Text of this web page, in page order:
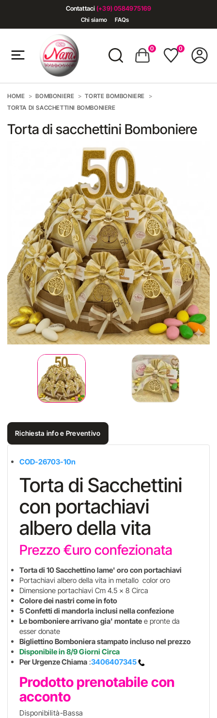
Contattaci (+39) 0584975169
Chi siamo FAQs
0 0
HOME BOMBONIERE
TORTE BOMBONIERE
TORTA DI SACCHETTINI BOMBONIERE
Torta di sacchettini Bomboniere
Richiesta info e Preventivo
COD-26703-10n
Torta di Sacchettini
con portachiavi
albero della vita
Prezzo €uro confezionata
Torta di 10 Sacchettino lame' oro con portachiavi
Portachiavi albero della vita in metallo color oro
Dimensione portachiavi Cm 4.5 x 8 Circa
Colore dei nastri come in foto
5 Confetti di mandorla inclusi nella confezione
Le bomboniere arrivano gia' montate e pronte da
esser donate
Bigliettino Bomboniera stampato incluso nel prezzo
Disponibile in 8/9 Giorni Circa
Per Urgenze Chiama :3406407345
Prodotto prenotabile con
acconto
Disponibilità-Bassa